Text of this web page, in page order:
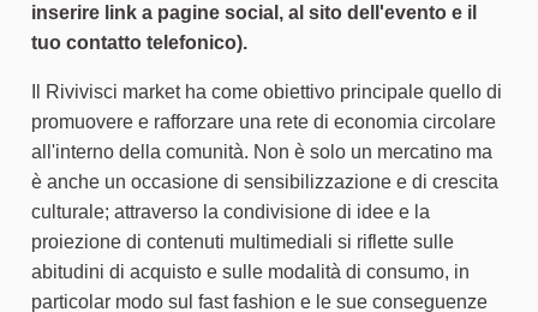
inserire link a pagine social, al sito dell'evento e il
tuo contatto telefonico).
Il Rivivisci market ha come obiettivo principale quello di
promuovere e rafforzare una rete di economia circolare
all'interno della comunità. Non è solo un mercatino ma
è anche un occasione di sensibilizzazione e di crescita
culturale; attraverso la condivisione di idee e la
proiezione di contenuti multimediali si riflette sulle
abitudini di acquisto e sulle modalità di consumo, in
particolar modo sul fast fashion e le sue conseguenze